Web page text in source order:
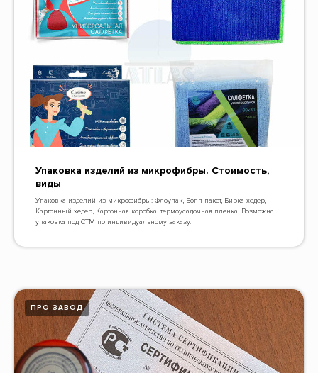
Упаковка изделий из микрофибры. Стоимость,
виды
Упаковка изделий из микрофибры: Флоупак, Бопп-пакет, Бирка хедер,
Картонный хедер, Картонная коробка, термоусадочная пленка. Возможна
упаковка под СТМ по индивидуальному заказу.
ПРО ЗАВОД